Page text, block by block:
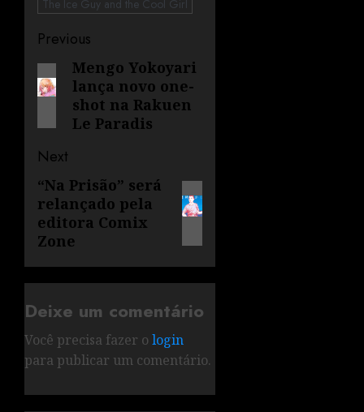
The Ice Guy and the Cool Girl
Previous
Mengo Yokoyari
lança novo one-
shot na Rakuen
Le Paradis
Next
“Na Prisão” será
relançado pela
editora Comix
Zone
Deixe um comentário
Você precisa fazer o login
para publicar um comentário.